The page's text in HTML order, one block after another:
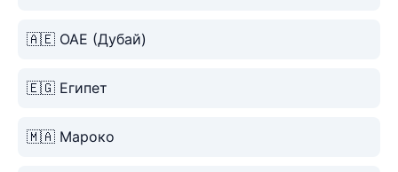
🇦🇪 ОАЕ (Дубай)
🇪🇬 Египет
🇲🇦 Мароко